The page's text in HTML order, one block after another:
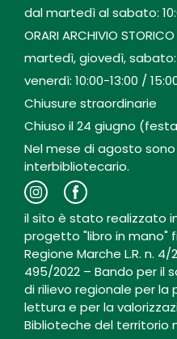
dal martedì al sabato:
ORARI ARCHIVIO STORICO
martedì, giovedì, sabato:
venerdì: 10:00-13:00 /
Chiusure straordinarie
Chiuso il 24 giugno
Nel mese di agosto
interbibliotecario.
il sito è stato realizzato
progetto "libro in mano"
Regione Marche L.R. n. 4/
495/2022 – Bando per il
di rilievo regionale per la
lettura e per la
Biblioteche del territorio